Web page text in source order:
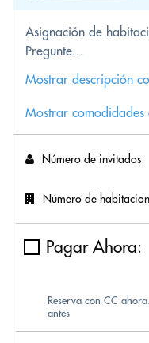
Asignación de
Pregunte...
Mostrar descripción
Mostrar comodidades
Número de invitados
Número de
Pagar Ahora:
Reserva con CC
antes